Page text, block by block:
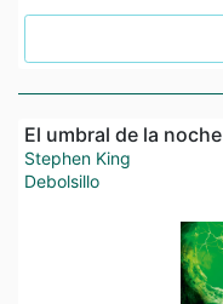
El umbral de la noche
Stephen King
Debolsillo